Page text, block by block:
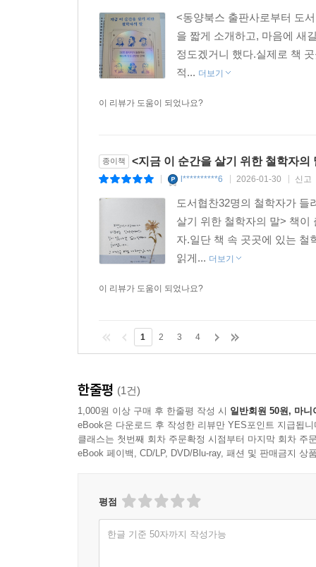
<동양북스 출판사로부터 도
을 짧게 소개하고, 마음에 새
정도겠거니 했다.실제로 책
적... 더보기
이 리뷰가 도움이 되었나요?
종이책 <지금 이 순간을 살기 위한 철학자의
l**********6 2026-01-30 신고
도서협찬32명의 철학자가 들
살기 위한 철학자의 말> 책이
자.일단 책 속 곳곳에 있는 철
읽게... 더보기
이 리뷰가 도움이 되었나요?
1 2 3 4
한줄평 (1건)
1,000원 이상 구매 후 한줄평 작성 시 일반회원 50원, 마니
eBook은 다운로드 후 작성한 리뷰만 YES포인트 지급됩니
클래스는 첫번째 회차 주문확정 시점부터 마지막 회차 주
eBook 페이백, CD/LP, DVD/Blu-ray, 패션 및 판매금지 상
평점
한글 기준 50자까지 작성가능